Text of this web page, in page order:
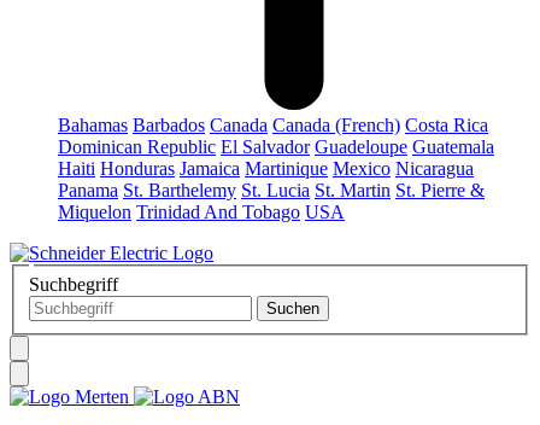
Bahamas Barbados Canada Canada (French) Costa Rica
Dominican Republic El Salvador Guadeloupe Guatemala
Haiti Honduras Jamaica Martinique Mexico Nicaragua
Panama St. Barthelemy St. Lucia St. Martin St. Pierre &
Miquelon Trinidad And Tobago USA
Suchbegriff